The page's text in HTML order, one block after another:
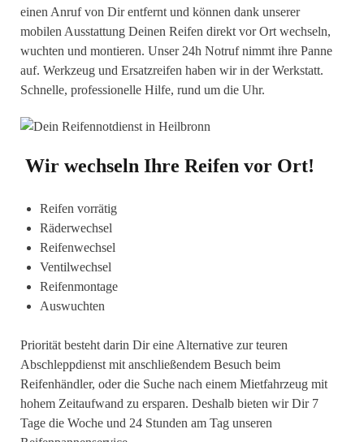
einen Anruf von Dir entfernt und können dank unserer
mobilen Ausstattung Deinen Reifen direkt vor Ort wechseln,
wuchten und montieren. Unser 24h Notruf nimmt ihre Panne
auf. Werkzeug und Ersatzreifen haben wir in der Werkstatt.
Schnelle, professionelle Hilfe, rund um die Uhr.
Wir wechseln Ihre Reifen vor Ort!
Reifen vorrätig
Räderwechsel
Reifenwechsel
Ventilwechsel
Reifenmontage
Auswuchten
Priorität besteht darin Dir eine Alternative zur teuren
Abschleppdienst mit anschließendem Besuch beim
Reifenhändler, oder die Suche nach einem Mietfahrzeug mit
hohem Zeitaufwand zu ersparen. Deshalb bieten wir Dir 7
Tage die Woche und 24 Stunden am Tag unseren